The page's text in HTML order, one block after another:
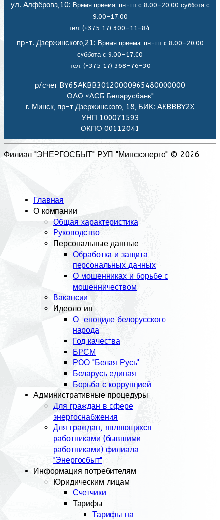
ул. Алфёрова,10: Время приема: пн-пт с 8.00-20.00 суббота с
9.00-17.00
тел: (+375 17) 300-11-84
пр-т. Дзержинского,21: Время приема: пн-пт с 8.00-20.00
суббота с 9.00-17.00
тел: (+375 17) 368-76-30
р/счет BY65AKBB30120000965480000000
ОАО «АСБ Беларусбанк"
г. Минск, пр-т Дзержинского, 18, БИК: АКBBBY2X
УНП 100071593
ОКПО 00112041
Филиал "ЭНЕРГОСБЫТ" РУП "Минскэнерго" © 2026
Главная
О компании
Общая характеристика
Руководство
Персональные данные
Обработка и защита
персональных данных
О мошенниках и борьбе с
мошенничеством
Вакансии
Идеология
О геноциде белорусского
народа
Год качества
БРСМ
РОО "Белая Русь"
Беларусь единая
Борьба с коррупцией
Административные процедуры
Для граждан в сфере
энергоснабжения
Для граждан, являющихся
работниками (бывшими
работниками) филиала
"Энергосбыт"
Информация потребителям
Юридическим лицам
Счетчики
Тарифы
Тарифы на